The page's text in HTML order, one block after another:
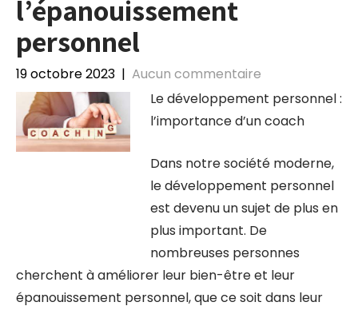
l’épanouissement
personnel
19 octobre 2023 | Aucun commentaire
Le développement personnel :
l’importance d’un coach
Dans notre société moderne,
le développement personnel
est devenu un sujet de plus en
plus important. De
nombreuses personnes
cherchent à améliorer leur bien-être et leur
épanouissement personnel, que ce soit dans leur